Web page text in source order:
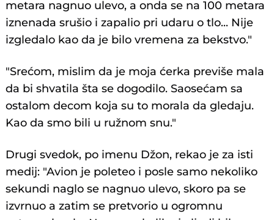
metara nagnuo ulevo, a onda se na 100 metara
iznenada srušio i zapalio pri udaru o tlo... Nije
izgledalo kao da je bilo vremena za bekstvo."
"Srećom, mislim da je moja ćerka previše mala
da bi shvatila šta se dogodilo. Saosećam sa
ostalom decom koja su to morala da gledaju.
Kao da smo bili u ružnom snu."
Drugi svedok, po imenu Džon, rekao je za isti
medij: "Avion je poleteo i posle samo nekoliko
sekundi naglo se nagnuo ulevo, skoro pa se
izvrnuo a zatim se pretvorio u ogromnu